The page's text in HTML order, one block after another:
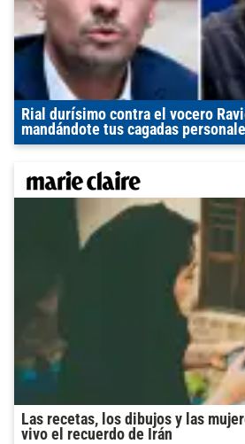
Rial durísimo contra el vocero
mandándote tus cagadas
Las recetas, los dibujos y las
vivo el recuerdo de Irán